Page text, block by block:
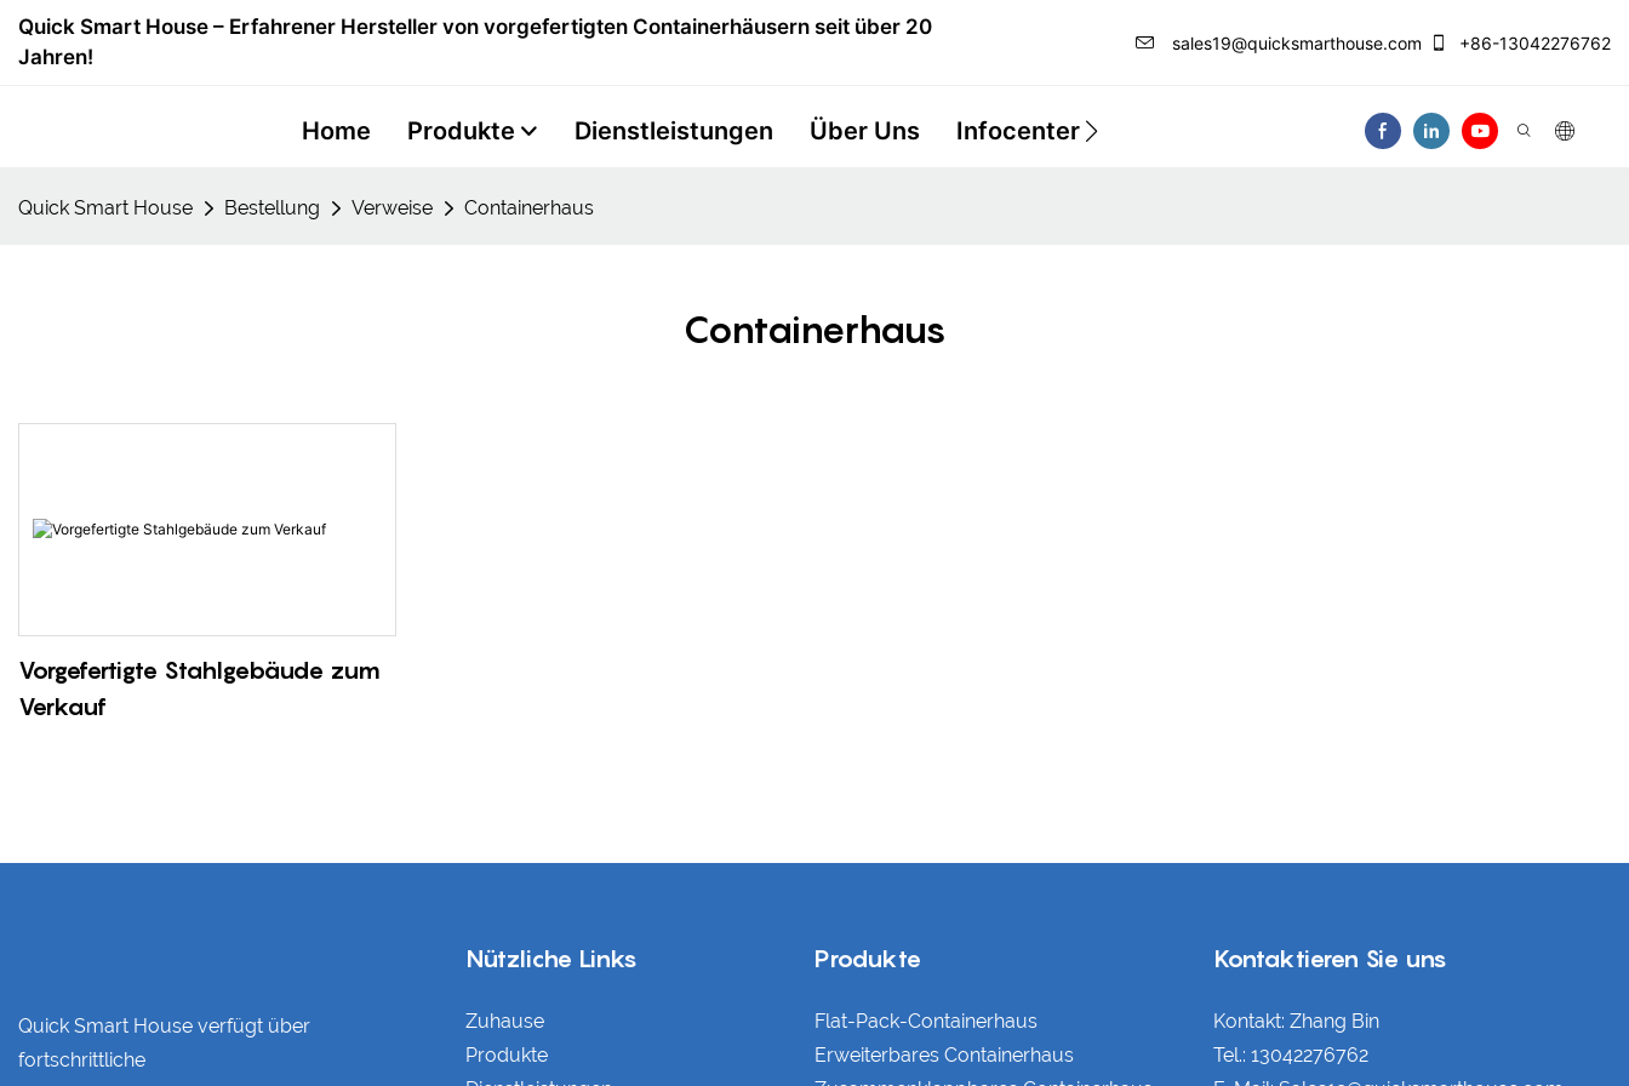
Quick Smart House – Erfahrener Hersteller von vorgefertigten Containerhäusern seit über 20
Jahren!
sales19@quicksmarthouse.com +86-13042276762
Home Produkte Dienstleistungen Über Uns Infocenter Video
Quick Smart House Bestellung Verweise Containerhaus
Containerhaus
Vorgefertigte Stahlgebäude zum
Verkauf
Quick Smart House verfügt über
fortschrittliche
Nützliche Links
Zuhause
Produkte
Produkte
Flat-Pack-Containerhaus
Erweiterbares Containerhaus
Kontaktieren Sie uns
Kontakt: Zhang Bin
Tel.: 13042276762